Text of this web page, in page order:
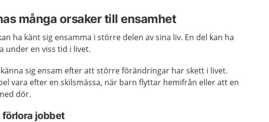
många orsaker till ensamhet
ha känt sig ensamma i större delen av sina liv. En del kan ha
under en viss tid i livet.
sig ensam efter att större förändringar har skett i livet.
vara efter en skilsmässa, när barn flyttar hemifrån eller att en
dör.
jobbet